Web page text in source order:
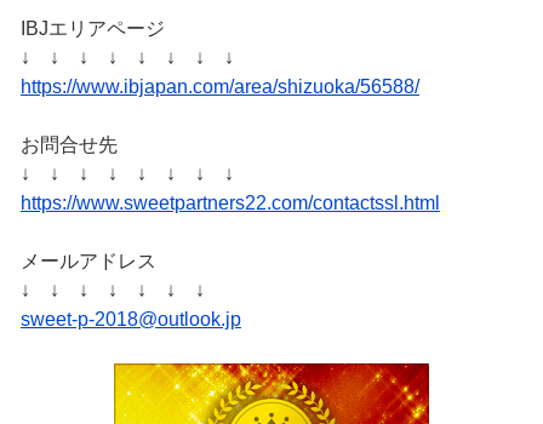
IBJエリアページ
↓ ↓ ↓ ↓ ↓ ↓ ↓ ↓
https://www.ibjapan.com/area/shizuoka/56588/
お問合せ先
↓ ↓ ↓ ↓ ↓ ↓ ↓ ↓
https://www.sweetpartners22.com/contactssl.html
メールアドレス
↓ ↓ ↓ ↓ ↓ ↓ ↓
sweet-p-2018@outlook.jp